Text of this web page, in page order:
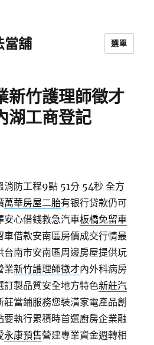
當舖 選單
新竹護理師徵才
湖工商登記
消防工程9點 51分 54秒 全方
萬華房屋二胎有银行贷款仍可
安心借錢救急汽車板橋免留車
車借款安南區房價成交行情最
台南市安南區周邊房屋提供玩
業新竹護理師徵才內外科病房
訂製品質安全地方特色新莊汽
莊當鋪服務您裝潢家電產品創
要執行累積時首選廚房企業融
永康預售營建專業資金週轉相